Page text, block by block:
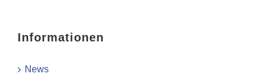
Informationen
News